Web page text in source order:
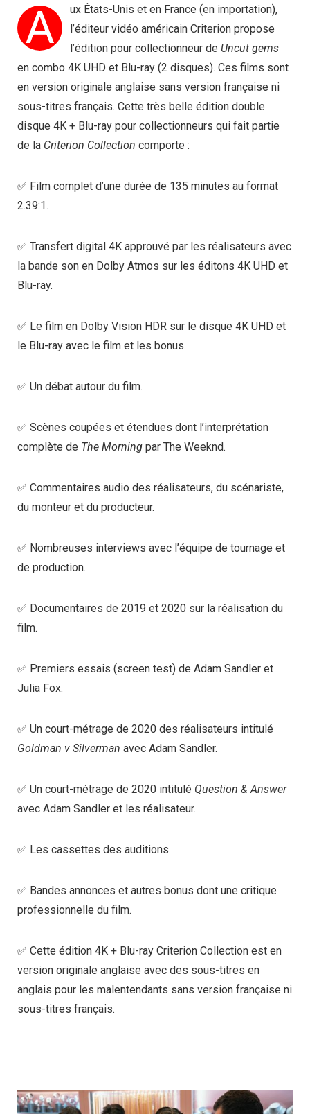
A
ux États-Unis et en France (en importation),
l’éditeur vidéo américain Criterion propose
l’édition pour collectionneur de Uncut gems
en combo 4K UHD et Blu-ray (2 disques). Ces films sont
en version originale anglaise sans version française ni
sous-titres français. Cette très belle édition double
disque 4K + Blu-ray pour collectionneurs qui fait partie
de la Criterion Collection comporte :
✅ Film complet d’une durée de 135 minutes au format
2.39:1.
✅ Transfert digital 4K approuvé par les réalisateurs avec
la bande son en Dolby Atmos sur les éditons 4K UHD et
Blu-ray.
✅ Le film en Dolby Vision HDR sur le disque 4K UHD et
le Blu-ray avec le film et les bonus.
✅ Un débat autour du film.
✅ Scènes coupées et étendues dont l’interprétation
complète de The Morning par The Weeknd.
✅ Commentaires audio des réalisateurs, du scénariste,
du monteur et du producteur.
✅ Nombreuses interviews avec l’équipe de tournage et
de production.
✅ Documentaires de 2019 et 2020 sur la réalisation du
film.
✅ Premiers essais (screen test) de Adam Sandler et
Julia Fox.
✅ Un court-métrage de 2020 des réalisateurs intitulé
Goldman v Silverman avec Adam Sandler.
✅ Un court-métrage de 2020 intitulé Question & Answer
avec Adam Sandler et les réalisateur.
✅ Les cassettes des auditions.
✅ Bandes annonces et autres bonus dont une critique
professionnelle du film.
✅ Cette édition 4K + Blu-ray Criterion Collection est en
version originale anglaise avec des sous-titres en
anglais pour les malentendants sans version française ni
sous-titres français.